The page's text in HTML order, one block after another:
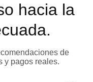
hacia la
de
y pagos reales.